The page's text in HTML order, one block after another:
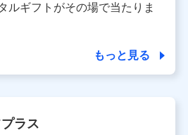
供について
必要な範囲内において個人情報
一部を委託する場合がありま
ルギフトがその場で当たりま
もっと見る
ラス